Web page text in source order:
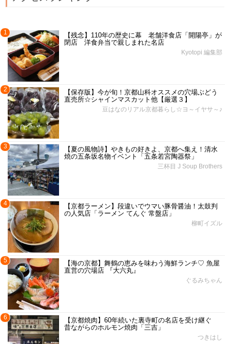
1
【残念】110年の歴史に幕 老舗洋食店「開陽亭」が
閉店 洋食弁当で親しまれた名店
Kyotopi 編集部
2
【保存版】今が旬！京都山科オススメの穴場ぶどう
直売所☆シャインマスカット他【厳選３】
豆はなのリアル京都暮らし☆ヨ～イヤサ～♪
3
【夏の風物詩】やきもの好きよ、京都へ集え！清水
焼の五条坂名物イベント「五条若宮陶器祭」
三杯目 J Soup Brothers
4
【京都ラーメン】段違いでウマい豚骨醤油！太鼓判
の人気店「ラーメン てんぐ 常盤店」
柳町イズル
5
【海の京都】舞鶴の恵みを味わう海鮮ランチ♡ 魚屋
直営の穴場店 『大六丸』
ぐるみちゃん
6
【京都焼肉】60年続いた裏寺町の名店を受け継ぐ
昔ながらのホルモン焼肉「三吉」
つきはし